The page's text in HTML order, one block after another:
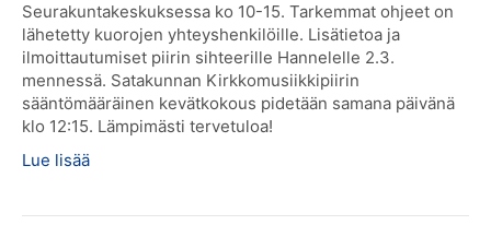
Seurakuntakeskuksessa ko 10-15. Tarkemmat ohjeet on
lähetetty kuorojen yhteyshenkilöille. Lisätietoa ja
ilmoittautumiset piirin sihteerille Hannelelle 2.3.
mennessä. Satakunnan Kirkkomusiikkipiirin
sääntömääräinen kevätkokous pidetään samana päivänä
klo 12:15. Lämpimästi tervetuloa!
Lue lisää